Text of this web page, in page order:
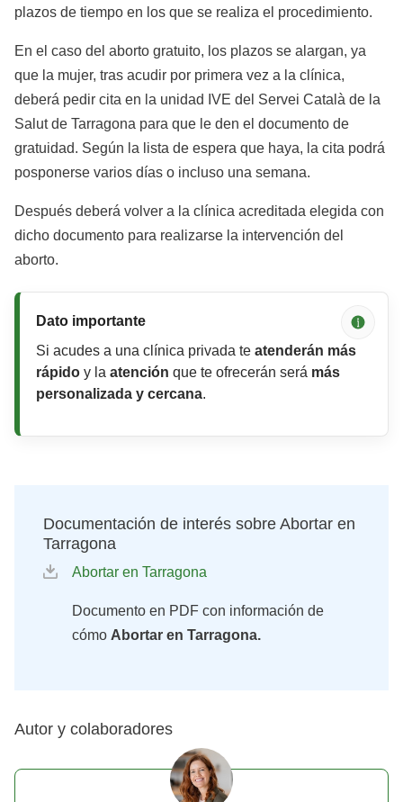
plazos de tiempo en los que se realiza el procedimiento.
En el caso del aborto gratuito, los plazos se alargan, ya
que la mujer, tras acudir por primera vez a la clínica,
deberá pedir cita en la unidad IVE del Servei Català de la
Salut de Tarragona para que le den el documento de
gratuidad. Según la lista de espera que haya, la cita podrá
posponerse varios días o incluso una semana.
Después deberá volver a la clínica acreditada elegida con
dicho documento para realizarse la intervención del
aborto.
Si acudes a una clínica privada te atenderán más
rápido y la atención que te ofrecerán será más
personalizada y cercana.
Dato importante
Documentación de interés sobre Abortar en
Tarragona
Abortar en Tarragona
Documento en PDF con información de
cómo Abortar en Tarragona.
Autor y colaboradores